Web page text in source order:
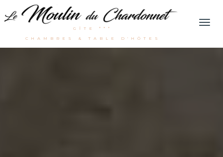
GÎTE ***
CHAMBRES & TABLE D'HÔTES